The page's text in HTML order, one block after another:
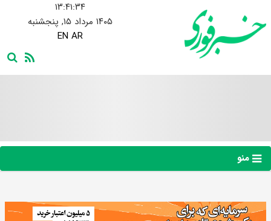
۱۳:۴۱:۳۴
۱۴۰۵ مرداد ۱۵, پنجشنبه
EN AR
منو